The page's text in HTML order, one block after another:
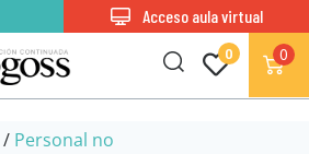
0 0
Acceso aula virtual
/ Personal no